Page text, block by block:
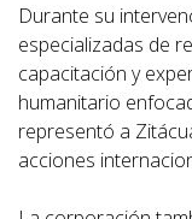
Durante su
especializadas de
capacitación y
humanitario
representó a
acciones